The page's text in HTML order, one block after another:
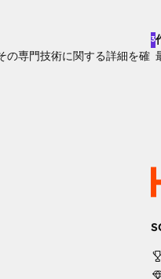
の専門技術に関する詳細を確
3